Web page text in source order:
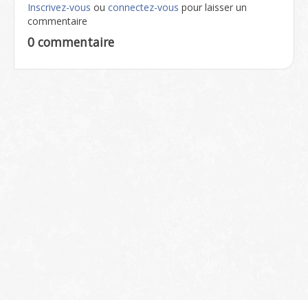
Inscrivez-vous ou connectez-vous pour laisser un
commentaire
0 commentaire